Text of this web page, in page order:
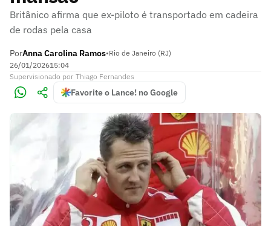
Britânico afirma que ex-piloto é transportado em cadeira
de rodas pela casa
PorAnna Carolina Ramos•Rio de Janeiro (RJ)
26/01/202615:04
Supervisionado por Thiago Fernandes
Favorite o Lance! no Google